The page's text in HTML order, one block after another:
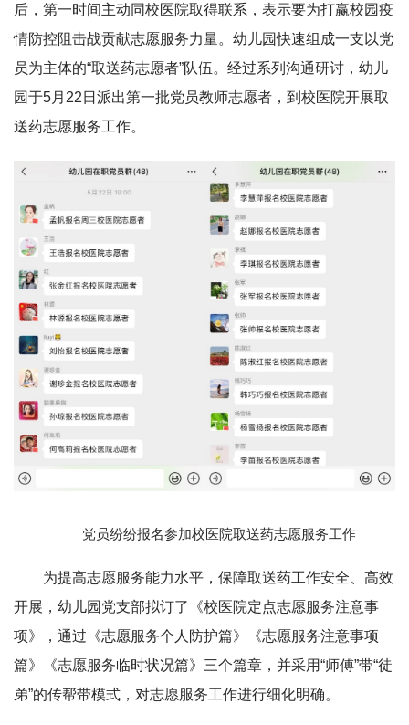
后，第一时间主动同校医院取得联系，表示要为打赢校园疫
情防控阻击战贡献志愿服务力量。幼儿园快速组成一支以党
员为主体的“取送药志愿者”队伍。经过系列沟通研讨，幼儿
园于5月22日派出第一批党员教师志愿者，到校医院开展取
送药志愿服务工作。
党员纷纷报名参加校医院取送药志愿服务工作
为提高志愿服务能力水平，保障取送药工作安全、高效
开展，幼儿园党支部拟订了《校医院定点志愿服务注意事
项》，通过《志愿服务个人防护篇》《志愿服务注意事项
篇》《志愿服务临时状况篇》三个篇章，并采用“师傅”带“徒
弟”的传帮带模式，对志愿服务工作进行细化明确。